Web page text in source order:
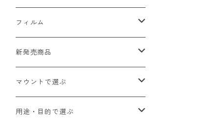
Sシリーズ
Fシリーズ（一桁＋F100）
Canon（キヤノン）
レンジファインダー（7、P）
PENTAX（ペンタックス）
SL、SP
K2、KX、KM
CONTAX（コンタックス）
G1、G2
MINOLTA（ミノルタ）
フィルムカメラ
一眼レフカメラ（マニュアルフォーカス）
一眼レフカメラ（オートフォーカス）
デジタルカメラ
一眼カメラ
ミラーレスカメラ
マニュアルレンズ
一眼レンズ
オートフォーカスレンズ
フィルム
レンズ付きフィルム
35mm（135）カラーネガ
35mm（135）白黒ネガ
新発売商品
フィルムカメラ
レンズ付きフィルム
マウントで選ぶ
M42
用途・目的で選ぶ